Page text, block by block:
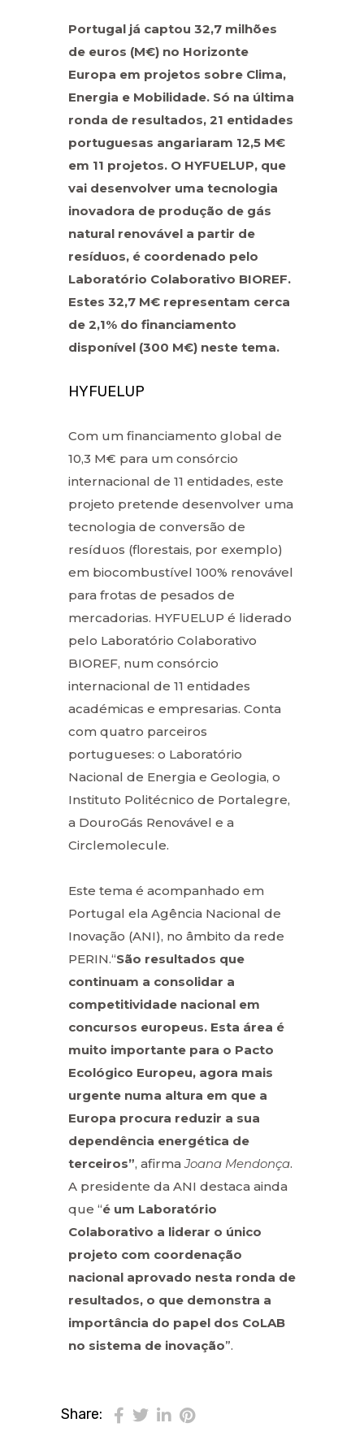
Portugal já captou 32,7 milhões
de euros (M€) no Horizonte
Europa em projetos sobre Clima,
Energia e Mobilidade. Só na última
ronda de resultados, 21 entidades
portuguesas angariaram 12,5 M€
em 11 projetos. O HYFUELUP, que
vai desenvolver uma tecnologia
inovadora de produção de gás
natural renovável a partir de
resíduos, é coordenado pelo
Laboratório Colaborativo BIOREF.
Estes 32,7 M€ representam cerca
de 2,1% do financiamento
disponível (300 M€) neste tema.
HYFUELUP
Com um financiamento global de
10,3 M€ para um consórcio
internacional de 11 entidades, este
projeto pretende desenvolver uma
tecnologia de conversão de
resíduos (florestais, por exemplo)
em biocombustível 100% renovável
para frotas de pesados de
mercadorias. HYFUELUP é liderado
pelo Laboratório Colaborativo
BIOREF, num consórcio
internacional de 11 entidades
académicas e empresarias. Conta
com quatro parceiros
portugueses: o Laboratório
Nacional de Energia e Geologia, o
Instituto Politécnico de Portalegre,
a DouroGás Renovável e a
Circlemolecule.
Este tema é acompanhado em
Portugal ela Agência Nacional de
Inovação (ANI), no âmbito da rede
PERIN.“São resultados que
continuam a consolidar a
competitividade nacional em
concursos europeus. Esta área é
muito importante para o Pacto
Ecológico Europeu, agora mais
urgente numa altura em que a
Europa procura reduzir a sua
dependência energética de
terceiros”, afirmaJoana Mendonça.
A presidente da ANI destaca ainda
que “é um Laboratório
Colaborativo a liderar o único
projeto com coordenação
nacional aprovado nesta ronda de
resultados, o que demonstra a
importância do papel dos CoLAB
no sistema de inovação”.
Share: